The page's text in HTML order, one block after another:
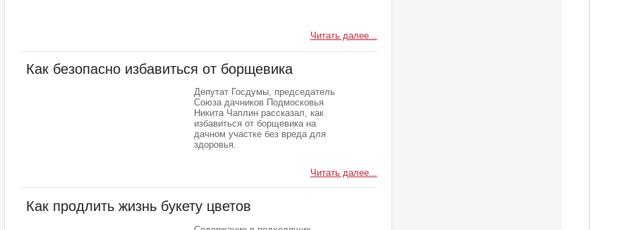
Читать далее...
Как безопасно избавиться от борщевика
Депутат Госдумы, председатель
Союза дачников Подмосковья
Никита Чаплин рассказал, как
избавиться от борщевика на
дачном участке без вреда для
здоровья.
Читать далее...
Как продлить жизнь букету цветов